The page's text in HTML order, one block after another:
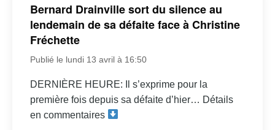
Bernard Drainville sort du silence au
lendemain de sa défaite face à Christine
Fréchette
Publié le lundi 13 avril à 16:50
DERNIÈRE HEURE: Il s’exprime pour la
première fois depuis sa défaite d’hier… Détails
en commentaires